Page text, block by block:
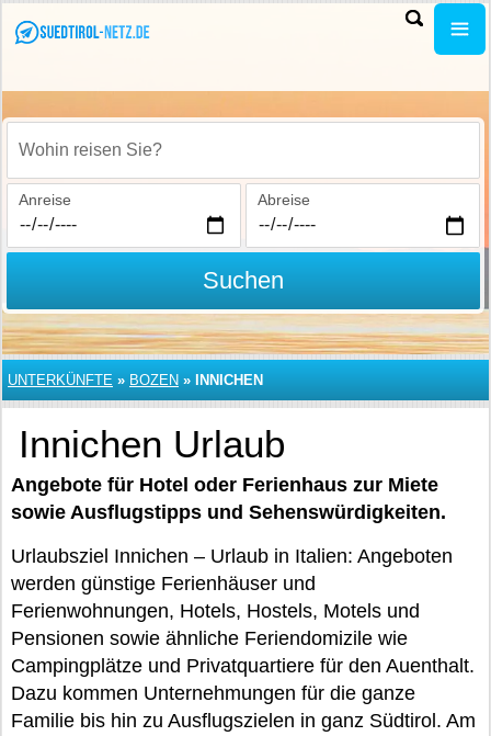
Wohin reisen Sie?
Anreise Abreise
Suchen
UNTERKÜNFTE » BOZEN » INNICHEN
Innichen Urlaub
Angebote für Hotel oder Ferienhaus zur Miete
sowie Ausflugstipps und Sehenswürdigkeiten.
Urlaubsziel Innichen – Urlaub in Italien: Angeboten
werden günstige Ferienhäuser und
Ferienwohnungen, Hotels, Hostels, Motels und
Pensionen sowie ähnliche Feriendomizile wie
Campingplätze und Privatquartiere für den Auenthalt.
Dazu kommen Unternehmungen für die ganze
Familie bis hin zu Ausflugszielen in ganz Südtirol. Am